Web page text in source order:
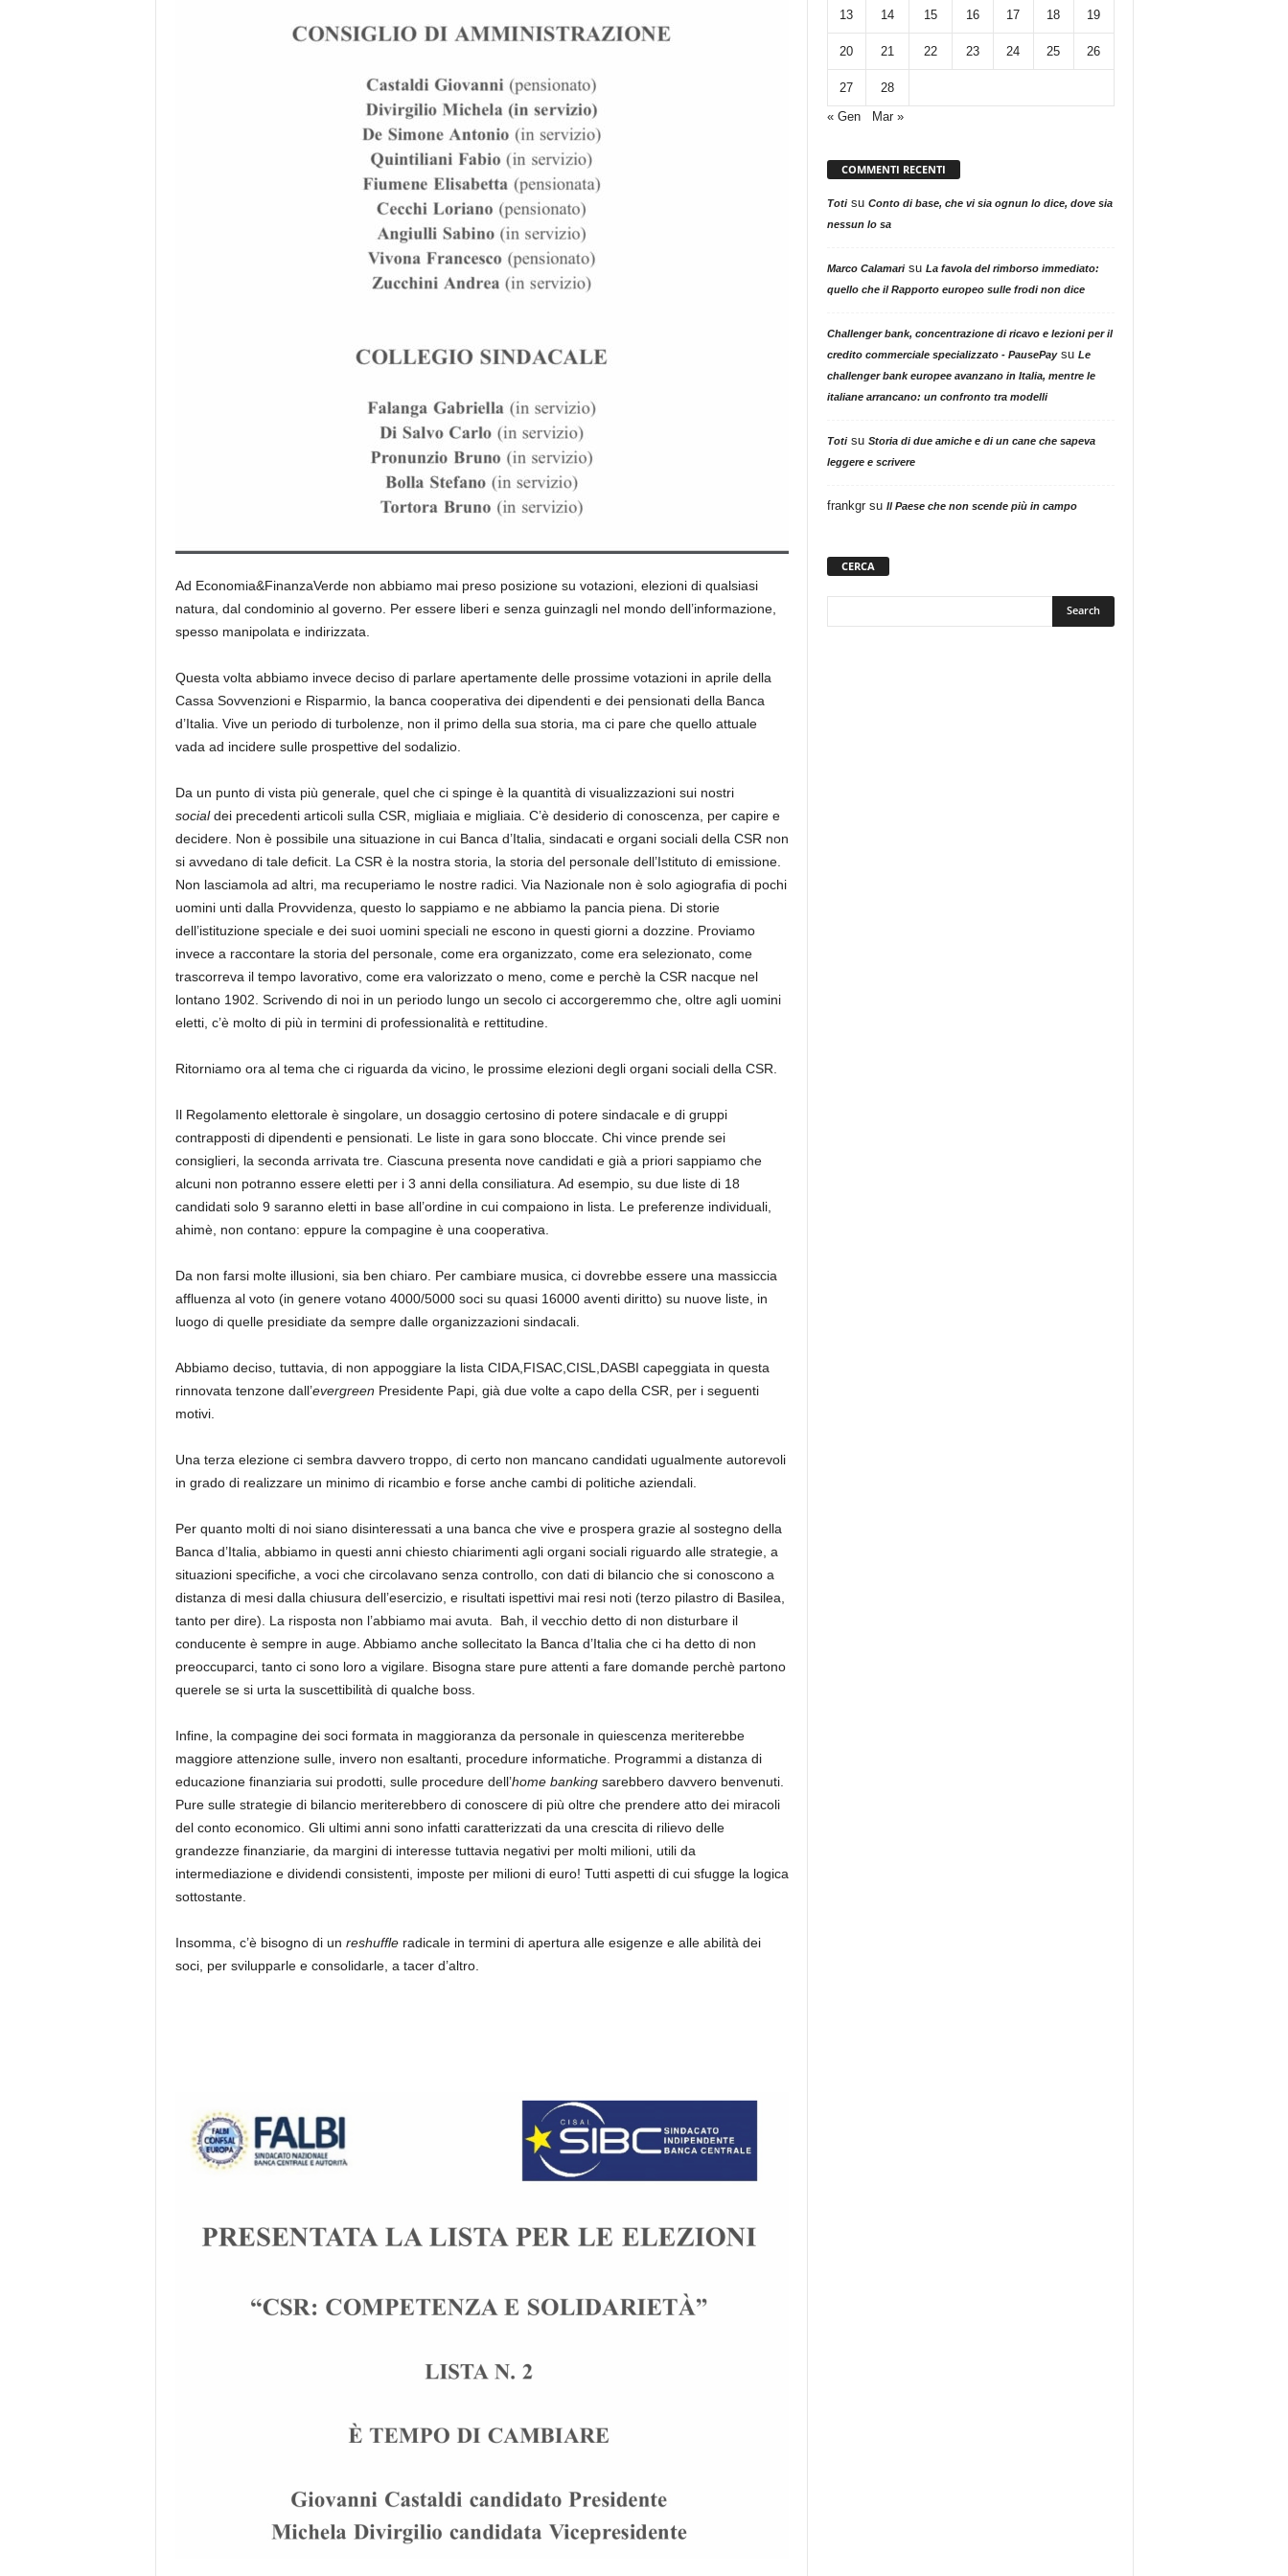
Ad Economia&FinanzaVerde non abbiamo mai preso posizione su votazioni, elezioni di qualsiasi
natura, dal condominio al governo. Per essere liberi e senza guinzagli nel mondo dell’informazione,
spesso manipolata e indirizzata.
Questa volta abbiamo invece deciso di parlare apertamente delle prossime votazioni in aprile della
Cassa Sovvenzioni e Risparmio, la banca cooperativa dei dipendenti e dei pensionati della Banca
d’Italia. Vive un periodo di turbolenze, non il primo della sua storia, ma ci pare che quello attuale
vada ad incidere sulle prospettive del sodalizio.
Da un punto di vista più generale, quel che ci spinge è la quantità di visualizzazioni sui nostri
socialdei precedenti articoli sulla CSR, migliaia e migliaia. C’è desiderio di conoscenza, per capire e
decidere. Non è possibile una situazione in cui Banca d’Italia, sindacati e organi sociali della CSR non
si avvedano di tale deficit. La CSR è la nostra storia, la storia del personale dell’Istituto di emissione.
Non lasciamola ad altri, ma recuperiamo le nostre radici. Via Nazionale non è solo agiografia di pochi
uomini unti dalla Provvidenza, questo lo sappiamo e ne abbiamo la pancia piena. Di storie
dell’istituzione speciale e dei suoi uomini speciali ne escono in questi giorni a dozzine. Proviamo
invece a raccontare la storia del personale, come era organizzato, come era selezionato, come
trascorreva il tempo lavorativo, come era valorizzato o meno, come e perchè la CSR nacque nel
lontano 1902. Scrivendo di noi in un periodo lungo un secolo ci accorgeremmo che, oltre agli uomini
eletti, c’è molto di più in termini di professionalità e rettitudine.
Ritorniamo ora al tema che ci riguarda da vicino, le prossime elezioni degli organi sociali della CSR.
Il Regolamento elettorale è singolare, un dosaggio certosino di potere sindacale e di gruppi
contrapposti di dipendenti e pensionati. Le liste in gara sono bloccate. Chi vince prende sei
consiglieri, la seconda arrivata tre. Ciascuna presenta nove candidati e già a priori sappiamo che
alcuni non potranno essere eletti per i 3 anni della consiliatura. Ad esempio, su due liste di 18
candidati solo 9 saranno eletti in base all’ordine in cui compaiono in lista. Le preferenze individuali,
ahimè, non contano: eppure la compagine è una cooperativa.
Da non farsi molte illusioni, sia ben chiaro. Per cambiare musica, ci dovrebbe essere una massiccia
affluenza al voto (in genere votano 4000/5000 soci su quasi 16000 aventi diritto) su nuove liste, in
luogo di quelle presidiate da sempre dalle organizzazioni sindacali.
Abbiamo deciso, tuttavia, di non appoggiare la lista CIDA,FISAC,CISL,DASBI capeggiata in questa
rinnovata tenzone dall’evergreen Presidente Papi, già due volte a capo della CSR, per i seguenti
motivi.
Una terza elezione ci sembra davvero troppo, di certo non mancano candidati ugualmente autorevoli
in grado di realizzare un minimo di ricambio e forse anche cambi di politiche aziendali.
Per quanto molti di noi siano disinteressati a una banca che vive e prospera grazie al sostegno della
Banca d’Italia, abbiamo in questi anni chiesto chiarimenti agli organi sociali riguardo alle strategie, a
situazioni specifiche, a voci che circolavano senza controllo, con dati di bilancio che si conoscono a
distanza di mesi dalla chiusura dell’esercizio, e risultati ispettivi mai resi noti (terzo pilastro di Basilea,
tanto per dire). La risposta non l’abbiamo mai avuta. Bah, il vecchio detto di non disturbare il
conducente è sempre in auge. Abbiamo anche sollecitato la Banca d’Italia che ci ha detto di non
preoccuparci, tanto ci sono loro a vigilare. Bisogna stare pure attenti a fare domande perchè partono
querele se si urta la suscettibilità di qualche boss.
Infine, la compagine dei soci formata in maggioranza da personale in quiescenza meriterebbe
maggiore attenzione sulle, invero non esaltanti, procedure informatiche. Programmi a distanza di
educazione finanziaria sui prodotti, sulle procedure dell’home banking sarebbero davvero benvenuti.
Pure sulle strategie di bilancio meriterebbero di conoscere di più oltre che prendere atto dei miracoli
del conto economico. Gli ultimi anni sono infatti caratterizzati da una crescita di rilievo delle
grandezze finanziarie, da margini di interesse tuttavia negativi per molti milioni, utili da
intermediazione e dividendi consistenti, imposte per milioni di euro! Tutti aspetti di cui sfugge la logica
sottostante.
Insomma, c’è bisogno di un reshuffle radicale in termini di apertura alle esigenze e alle abilità dei
soci, per svilupparle e consolidarle, a tacer d’altro.
13 14 15 16 17 18 19
20 21 22 23 24 25 26
27
28
« Gen
Mar »
COMMENTI RECENTI
Totisu Conto di base, che vi sia ognun lo dice, dove sia
nessun lo sa
Marco Calamarisu La favola del rimborso immediato:
quello che il Rapporto europeo sulle frodi non dice
Challenger bank, concentrazione di ricavo e lezioni per il
credito commerciale specializzato - PausePaysu Le
challenger bank europee avanzano in Italia, mentre le
italiane arrancano: un confronto tra modelli
Totisu Storia di due amiche e di un cane che sapeva
leggere e scrivere
frankgrsu Il Paese che non scende più in campo
CERCA